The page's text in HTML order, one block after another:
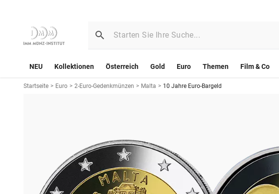
NEU Kollektionen Österreich Gold Euro Themen Film & Co
Startseite > Euro > 2-Euro-Gedenkmünzen > Malta > 10 Jahre Euro-Bargeld